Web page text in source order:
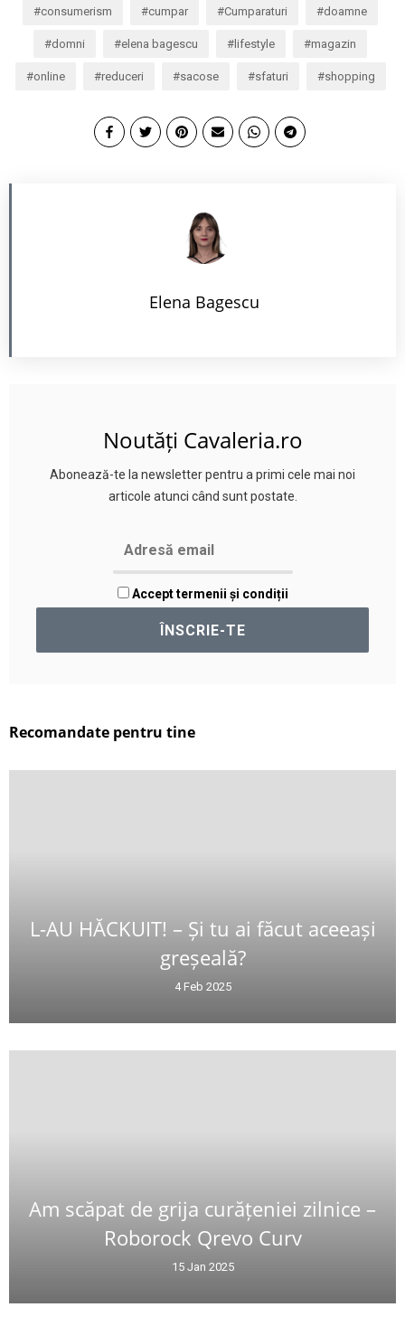
consumerism cumpar Cumparaturi doamne
domni elena bagescu lifestyle magazin
online reduceri sacose sfaturi shopping
Elena Bagescu
Noutăți Cavaleria.ro
Abonează-te la newsletter pentru a primi cele mai noi
articole atunci când sunt postate.
Accept termenii și condiții
Recomandate pentru tine
L-AU HĂCKUIT! – Și tu ai făcut aceeași
greșeală?
4 Feb 2025
Am scăpat de grija curățeniei zilnice –
Roborock Qrevo Curv
15 Jan 2025